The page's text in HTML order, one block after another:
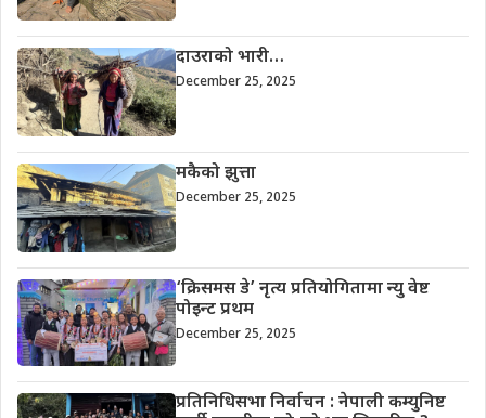
दाउराको भारी…
December 25, 2025
मकैको झुत्ता
December 25, 2025
‘क्रिसमस डे’ नृत्य प्रतियोगितामा न्यु वेष्ट
पोइन्ट प्रथम
December 25, 2025
प्रतिनिधिसभा निर्वाचन : नेपाली कम्युनिष्ट